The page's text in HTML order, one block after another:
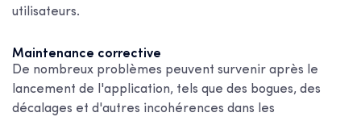
utilisateurs.
Maintenance corrective
De nombreux problèmes peuvent survenir après le
lancement de l'application, tels que des bogues, des
décalages et d'autres incohérences dans les